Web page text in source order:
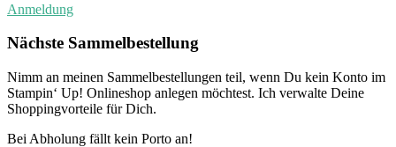
Anmeldung
Nächste Sammelbestellung
Nimm an meinen Sammelbestellungen teil, wenn Du kein Konto im
Stampin‘ Up! Onlineshop anlegen möchtest. Ich verwalte Deine
Shoppingvorteile für Dich.
Bei Abholung fällt kein Porto an!